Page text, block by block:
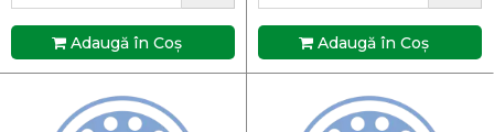
Adaugă în Coş Adaugă în Coş